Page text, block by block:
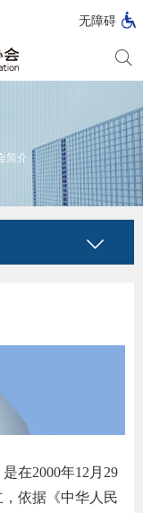
无障碍
法律法
行政法
部门规
国家标
简介
在2000年12月29
依据《中华人民